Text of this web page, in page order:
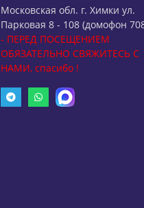
Московская обл. г. Химки ул.
Парковая 8 - 108 (домофон
- ПЕРЕД ПОСЕЩЕНИЕМ
ОБЯЗАТЕЛЬНО СВЯЖИТЕСЬ С
НАМИ, спасибо !